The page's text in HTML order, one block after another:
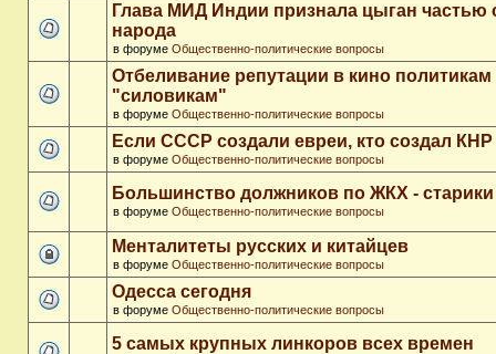
Глава МИД Индии признала цыган частью
народа
в форуме Общественно-политические вопросы
Отбеливание репутации в кино политикам
"силовикам"
в форуме Общественно-политические вопросы
Если СССР создали евреи, кто создал
в форуме Общественно-политические вопросы
Большинство должников по ЖКХ - старики
в форуме Общественно-политические вопросы
Менталитеты русских и китайцев
в форуме Общественно-политические вопросы
Одесса сегодня
в форуме Общественно-политические вопросы
5 самых крупных линкоров всех времен